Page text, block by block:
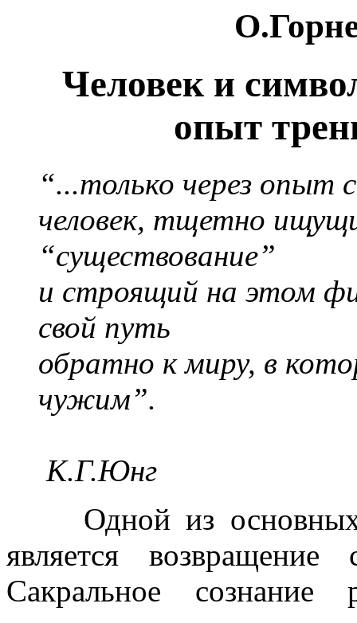
Человек и
опыт
“...только через опыт
человек, тщетно
“существование”
и строящий на этом
свой путь
обратно к миру, в
чужим”.
К.Г.Юнг
Одной из основных
является
Сакральное сознание